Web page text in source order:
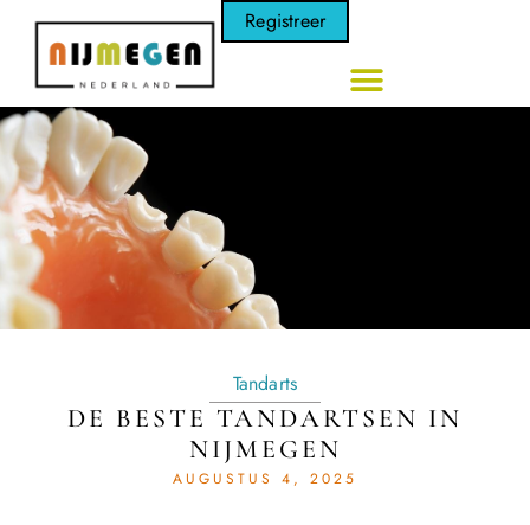
Registreer
Tandarts
DE BESTE TANDARTSEN IN
NIJMEGEN
AUGUSTUS 4, 2025